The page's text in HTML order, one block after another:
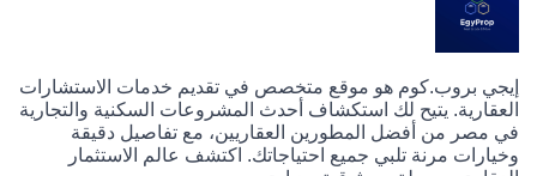
إيجي بروب.كوم هو موقع متخصص في تقديم خدمات الاستشارات
العقارية. يتيح لك استكشاف أحدث المشروعات السكنية والتجارية
في مصر من أفضل المطورين العقاريين، مع تفاصيل دقيقة
وخيارات مرنة تلبي جميع احتياجاتك. اكتشف عالم الاستثمار